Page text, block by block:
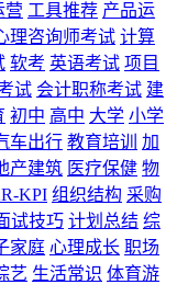
营 工具推荐 产品运
理咨询师考试 计算
软考 英语考试 项目
试 会计职称考试 建
初中 高中 大学 小学
车出行 教育培训
加
产建筑 医疗保健 物
KPI 组织结构 采购
试技巧 计划总结 综
家庭 心理成长 职场
艺 生活常识 体育游